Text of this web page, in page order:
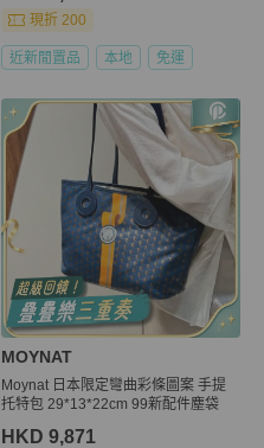
現折 200
近新閒置品 本地 免運
MOYNAT
Moynat 日本限定彎曲彩條圖案 手提
托特包 29*13*22cm 99新配件塵袋
HKD 9,871